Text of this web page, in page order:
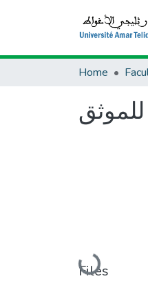
Home
Loading...
Files